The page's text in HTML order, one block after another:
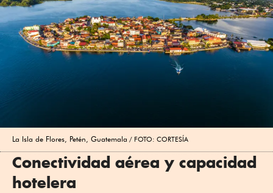
La Isla de Flores, Petén, Guatemala FOTO: CORTESÍA
Conectividad aérea y capacidad
hotelera